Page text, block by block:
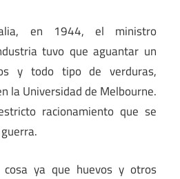
en 1944, el ministro
tuvo que aguantar un
y todo tipo de verduras,
la Universidad de Melbourne.
racionamiento que se
ya que huevos y otros